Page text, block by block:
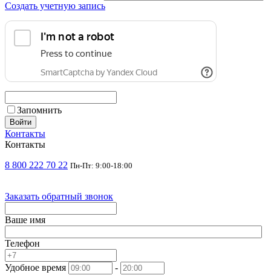
Создать учетную запись
Запомнить
Войти
Контакты
Контакты
8 800 222 70 22 Пн-Пт: 9:00-18:00
Заказать обратный звонок
Ваше имя
Телефон
Удобное время -